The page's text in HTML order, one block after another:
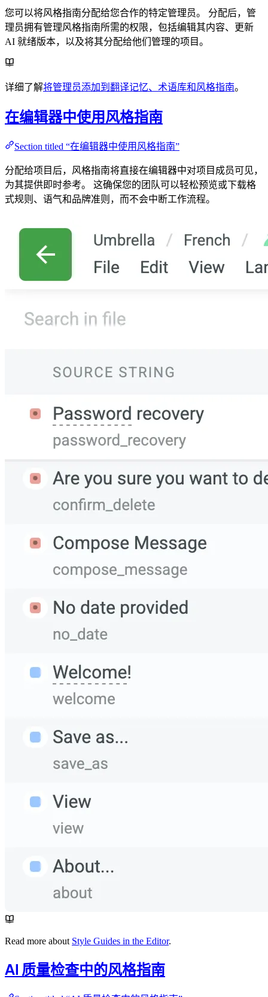
您可以将风格指南分配给您合作的特定管理员。 分配后，管
理员拥有管理风格指南所需的权限，包括编辑其内容、更新
AI 就绪版本，以及将其分配给他们管理的项目。
详细了解将管理员添加到翻译记忆、术语库和风格指南。
在编辑器中使用风格指南
Section titled “在编辑器中使用风格指南”
分配给项目后，风格指南将直接在编辑器中对项目成员可见，
为其提供即时参考。 这确保您的团队可以轻松预览或下载格
式规则、语气和品牌准则，而不会中断工作流程。
Read more about Style Guides in the Editor.
AI 质量检查中的风格指南